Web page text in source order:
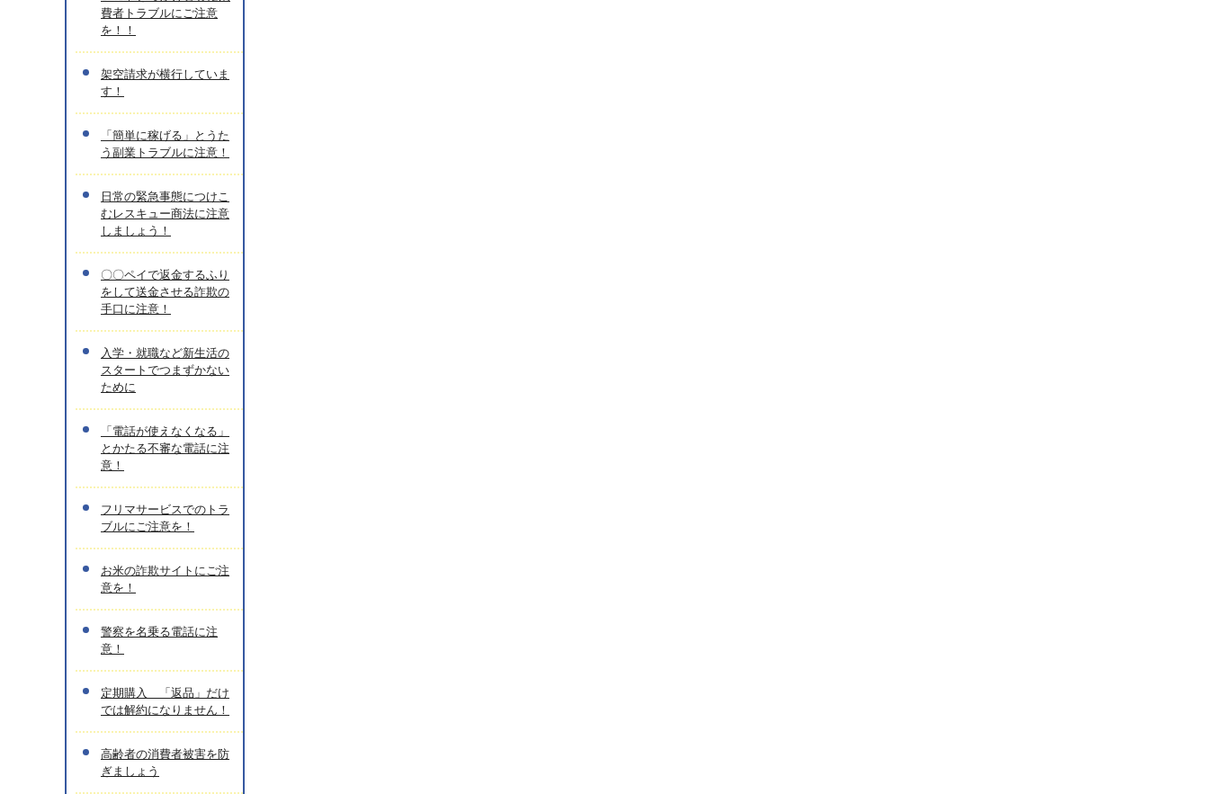
費者トラブルにご注意
を！！
架空請求が横行していま
す！
「簡単に稼げる」とうた
う副業トラブルに注意！
日常の緊急事態につけこ
むレスキュー商法に注意
しましょう！
〇〇ペイで返金するふり
をして送金させる詐欺の
手口に注意！
入学・就職など新生活の
スタートでつまずかない
ために
「電話が使えなくなる」
とかたる不審な電話に注
意！
フリマサービスでのトラ
ブルにご注意を！
お米の詐欺サイトにご注
意を！
警察を名乗る電話に注
意！
定期購入 「返品」だけ
では解約になりません！
高齢者の消費者被害を防
ぎましょう